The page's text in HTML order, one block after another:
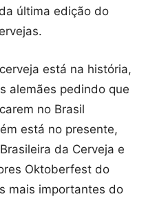
última edição do
está na história,
alemães pedindo que
no Brasil
está no presente,
da Cerveja e
Oktoberfest do
mais importantes do